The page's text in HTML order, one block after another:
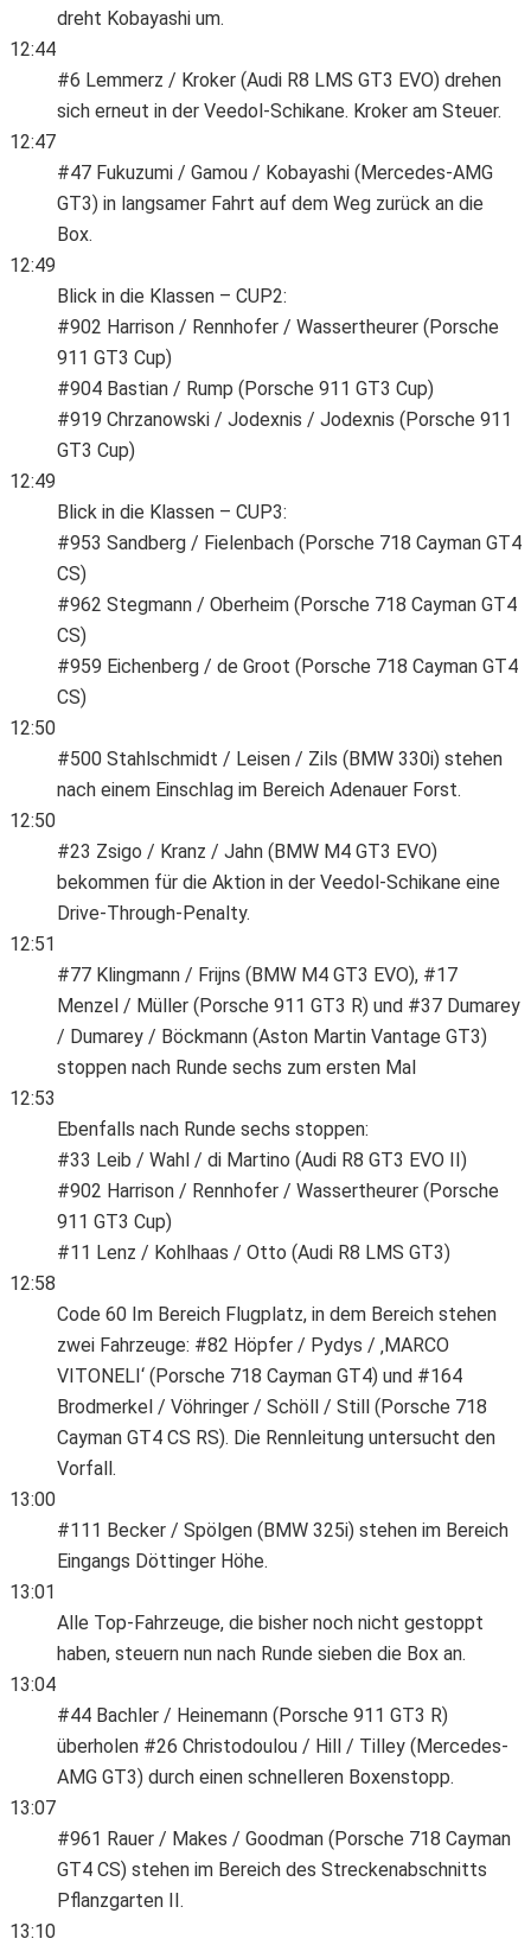
dreht Kobayashi um.
12:44
#6 Lemmerz / Kroker (Audi R8 LMS GT3 EVO) drehen
sich erneut in der Veedol-Schikane. Kroker am Steuer.
12:47
#47 Fukuzumi / Gamou / Kobayashi (Mercedes-AMG
GT3) in langsamer Fahrt auf dem Weg zurück an die
Box.
12:49
Blick in die Klassen – CUP2:
#902 Harrison / Rennhofer / Wassertheurer (Porsche
911 GT3 Cup)
#904 Bastian / Rump (Porsche 911 GT3 Cup)
#919 Chrzanowski / Jodexnis / Jodexnis (Porsche 911
GT3 Cup)
12:49
Blick in die Klassen – CUP3:
#953 Sandberg / Fielenbach (Porsche 718 Cayman GT4
CS)
#962 Stegmann / Oberheim (Porsche 718 Cayman GT4
CS)
#959 Eichenberg / de Groot (Porsche 718 Cayman GT4
CS)
12:50
#500 Stahlschmidt / Leisen / Zils (BMW 330i) stehen
nach einem Einschlag im Bereich Adenauer Forst.
12:50
#23 Zsigo / Kranz / Jahn (BMW M4 GT3 EVO)
bekommen für die Aktion in der Veedol-Schikane eine
Drive-Through-Penalty.
12:51
#77 Klingmann / Frijns (BMW M4 GT3 EVO), #17
Menzel / Müller (Porsche 911 GT3 R) und #37 Dumarey
/ Dumarey / Böckmann (Aston Martin Vantage GT3)
stoppen nach Runde sechs zum ersten Mal
12:53
Ebenfalls nach Runde sechs stoppen:
#33 Leib / Wahl / di Martino (Audi R8 GT3 EVO II)
#902 Harrison / Rennhofer / Wassertheurer (Porsche
911 GT3 Cup)
#11 Lenz / Kohlhaas / Otto (Audi R8 LMS GT3)
12:58
Code 60 Im Bereich Flugplatz, in dem Bereich stehen
zwei Fahrzeuge: #82 Höpfer / Pydys / ‚MARCO
VITONELI‘ (Porsche 718 Cayman GT4) und #164
Brodmerkel / Vöhringer / Schöll / Still (Porsche 718
Cayman GT4 CS RS). Die Rennleitung untersucht den
Vorfall.
13:00
#111 Becker / Spölgen (BMW 325i) stehen im Bereich
Eingangs Döttinger Höhe.
13:01
Alle Top-Fahrzeuge, die bisher noch nicht gestoppt
haben, steuern nun nach Runde sieben die Box an.
13:04
#44 Bachler / Heinemann (Porsche 911 GT3 R)
überholen #26 Christodoulou / Hill / Tilley (Mercedes-
AMG GT3) durch einen schnelleren Boxenstopp.
13:07
#961 Rauer / Makes / Goodman (Porsche 718 Cayman
GT4 CS) stehen im Bereich des Streckenabschnitts
Pflanzgarten II.
13:10